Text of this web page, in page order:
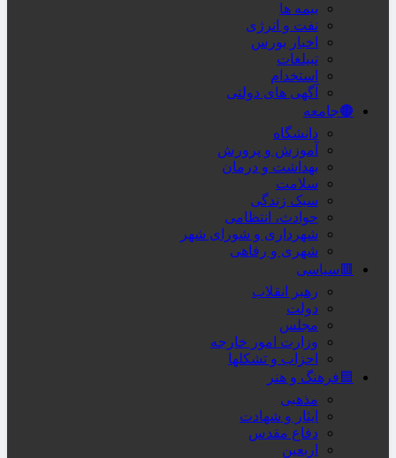
بیمه ها
نفت و انرژی
اخبار بورس
تبیلغات
استخدام
آگهی های دولتی
🟤جامعه
دانشگاه
آموزش و پرورش
بهداشت و درمان
سلامت
سبک زندگی
حوادث، انتظامی
شهرداری و شورای شهر
شهری و رفاهی
🟥سیاسی
رهبر انقلاب
دولت
مجلس
وزارت امور خارجه
احزاب و تشکلها
🟦فرهنگ و هنر
مذهبی
ایثار و شهادت
دفاع مقدس
اربعین